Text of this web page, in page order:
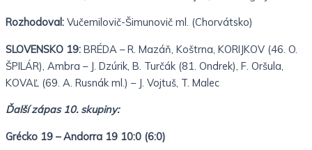
Rozhodoval: Vučemilovič-Šimunovič ml. (Chorvátsko)
SLOVENSKO 19: BRÉDA – R. Mazáň, Koštrna, KORIJKOV (46. O.
ŠPILÁR), Ambra – J. Dzúrik, B. Turčák (81. Ondrek), F. Oršula,
KOVAĽ (69. A. Rusnák ml.) – J. Vojtuš, T. Malec
Ďalší zápas 10. skupiny:
Grécko 19 – Andorra 19 10:0 (6:0)